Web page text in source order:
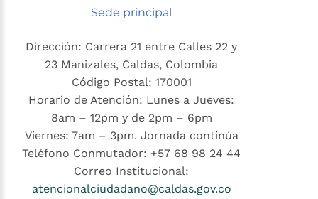
Sede principal
Dirección: Carrera 21 entre Calles 22 y
23 Manizales, Caldas, Colombia
Código Postal: 170001
Horario de Atención: Lunes a Jueves:
8am – 12pm y de 2pm – 6pm
Viernes: 7am – 3pm. Jornada continúa
Teléfono Conmutador: +57 68 98 24 44
Correo Institucional:
atencionalciudadano@caldas.gov.co